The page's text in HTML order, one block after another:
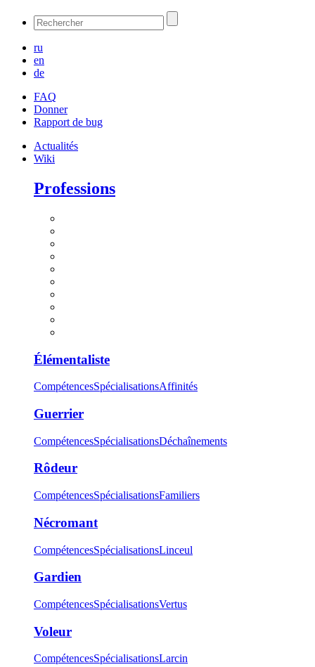
ru
en
de
FAQ
Donner
Rapport de bug
Actualités
Wiki
Professions
Élémentaliste
CompétencesSpécialisationsAffinités
Guerrier
CompétencesSpécialisationsDéchaînements
Rôdeur
CompétencesSpécialisationsFamiliers
Nécromant
CompétencesSpécialisationsLinceul
Gardien
CompétencesSpécialisationsVertus
Voleur
CompétencesSpécialisationsLarcin